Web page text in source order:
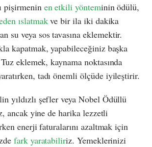
pişirmenin en etkili yönteminin ödülü,
ıslatmakve bir ila iki dakika
su veya sos tavasına eklemektir.
kapatmak, yapabileceğiniz başka
eklemek, kaynama noktasında
tadı önemli ölçüde iyileştirir.
yıldızlı şefler veya Nobel Ödüllü
ancak yine de harika lezzetli
enerji faturalarını azaltmak için
fark yaratabiliriz. Yemeklerinizi